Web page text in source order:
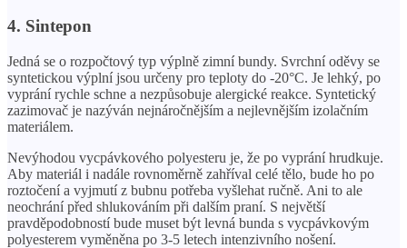
4. Sintepon
Jedná se o rozpočtový typ výplně zimní bundy. Svrchní oděvy se
syntetickou výplní jsou určeny pro teploty do -20°C. Je lehký, po
vyprání rychle schne a nezpůsobuje alergické reakce. Syntetický
zazimovač je nazýván nejnáročnějším a nejlevnějším izolačním
materiálem.
Nevýhodou vycpávkového polyesteru je, že po vyprání hrudkuje.
Aby materiál i nadále rovnoměrně zahříval celé tělo, bude ho po
roztočení a vyjmutí z bubnu potřeba vyšlehat ručně. Ani to ale
neochrání před shlukováním při dalším praní. S největší
pravděpodobností bude muset být levná bunda s vycpávkovým
polyesterem vyměněna po 3-5 letech intenzivního nošení.